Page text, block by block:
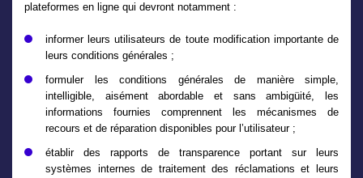
plateformes en ligne qui devront notamment :
informer leurs utilisateurs de toute modification importante de
leurs conditions générales ;
formuler les conditions générales de manière simple,
intelligible, aisément abordable et sans ambigüité, les
informations fournies comprennent les mécanismes de
recours et de réparation disponibles pour l’utilisateur ;
établir des rapports de transparence portant sur leurs
systèmes internes de traitement des réclamations et leurs